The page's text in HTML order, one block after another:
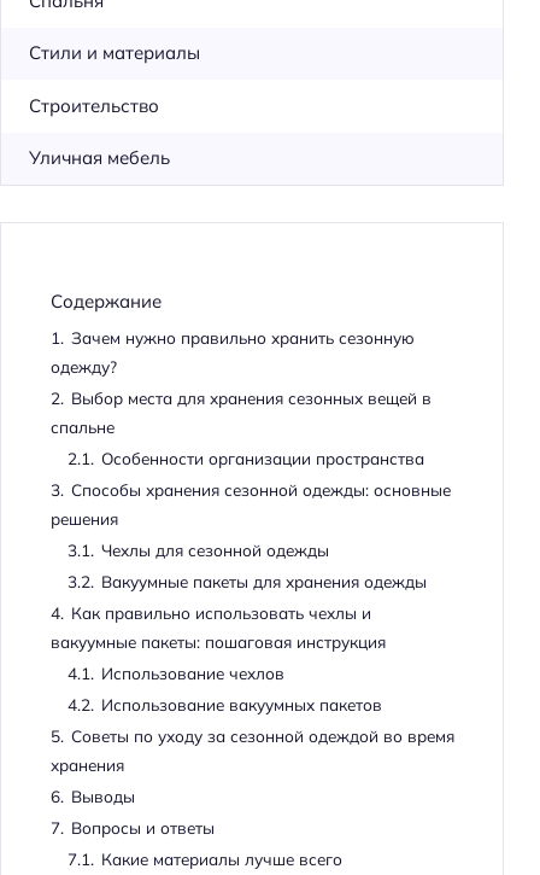
Стили и материалы
Строительство
Уличная мебель
Содержание
1. Зачем нужно правильно хранить сезонную
одежду?
2. Выбор места для хранения сезонных вещей в
спальне
2.1. Особенности организации пространства
3. Способы хранения сезонной одежды: основные
решения
3.1. Чехлы для сезонной одежды
3.2. Вакуумные пакеты для хранения одежды
4. Как правильно использовать чехлы и
вакуумные пакеты: пошаговая инструкция
4.1. Использование чехлов
4.2. Использование вакуумных пакетов
5. Советы по уходу за сезонной одеждой во время
хранения
6. Выводы
7. Вопросы и ответы
7.1. Какие материалы лучше всего